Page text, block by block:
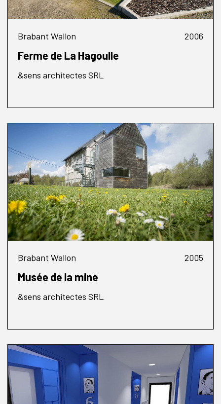
Brabant Wallon 2006
Ferme de La Hagoulle
&sens architectes SRL
Brabant Wallon 2005
Musée de la mine
&sens architectes SRL